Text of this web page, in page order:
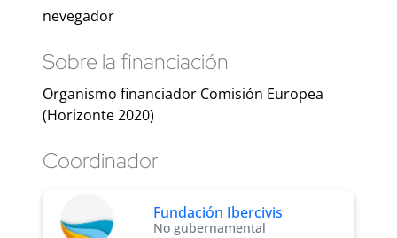
nevegador
Sobre la financiación
Organismo financiador Comisión Europea
(Horizonte 2020)
Coordinador
Fundación Ibercivis
No gubernamental